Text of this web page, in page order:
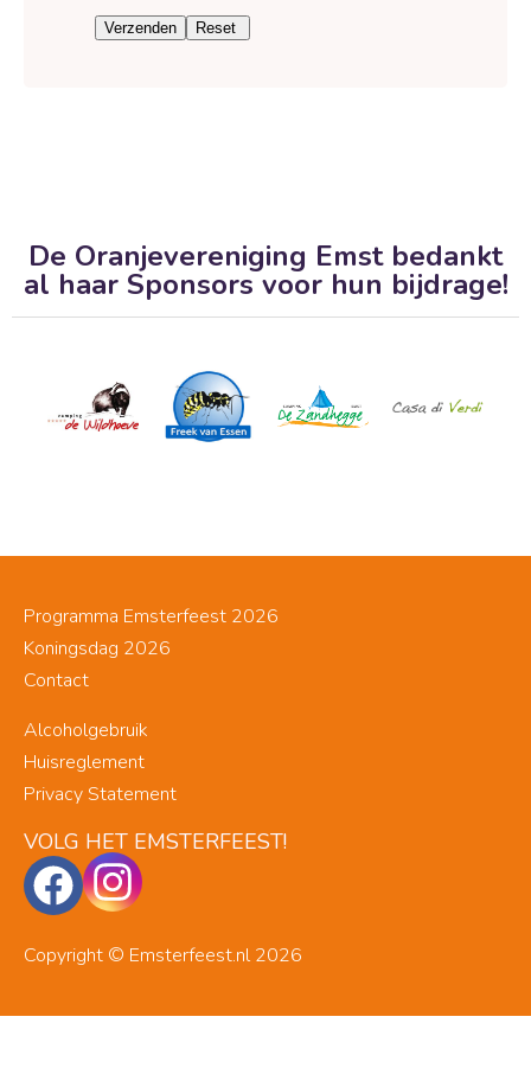
De Oranjevereniging Emst bedankt
al haar Sponsors voor hun bijdrage!
Programma Emsterfeest 2026
Koningsdag 2026
Contact
Alcoholgebruik
Huisreglement
Privacy Statement
VOLG HET EMSTERFEEST!
Copyright © Emsterfeest.nl 2026